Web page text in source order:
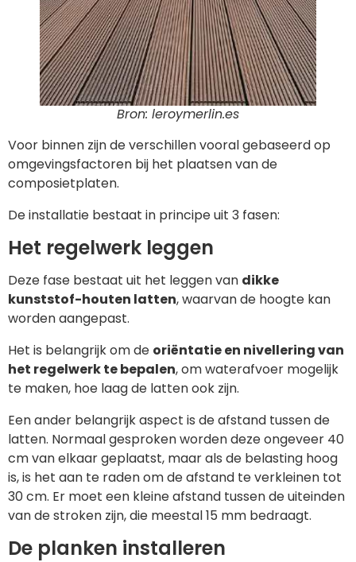
Bron: leroymerlin.es
Voor binnen zijn de verschillen vooral gebaseerd op
omgevingsfactoren bij het plaatsen van de
composietplaten.
De installatie bestaat in principe uit 3 fasen:
Het regelwerk leggen
Deze fase bestaat uit het leggen van dikke
kunststof-houten latten, waarvan de hoogte kan
worden aangepast.
Het is belangrijk om de oriëntatie en nivellering van
het regelwerk te bepalen, om waterafvoer mogelijk
te maken, hoe laag de latten ook zijn.
Een ander belangrijk aspect is de afstand tussen de
latten. Normaal gesproken worden deze ongeveer 40
cm van elkaar geplaatst, maar als de belasting hoog
is, is het aan te raden om de afstand te verkleinen tot
30 cm. Er moet een kleine afstand tussen de uiteinden
van de stroken zijn, die meestal 15 mm bedraagt.
De planken installeren